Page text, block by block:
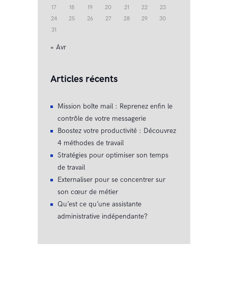
17
18 19 20 21 22
23
24
25 26 27 28 29
30
31
« Avr
Articles récents
Mission boîte mail : Reprenez enfin le
contrôle de votre messagerie
Boostez votre productivité : Découvrez
4 méthodes de travail
Stratégies pour optimiser son temps
de travail
Externaliser pour se concentrer sur
son cœur de métier
Qu’est ce qu’une assistante
administrative indépendante?